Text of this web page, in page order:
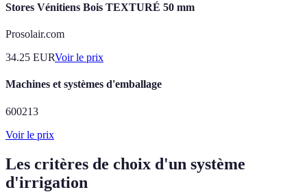
Stores Vénitiens Bois TEXTURÉ 50 mm
Prosolair.com
34.25 EURVoir le prix
Machines et systèmes d'emballage
600213
Voir le prix
Les critères de choix d'un système
d'irrigation